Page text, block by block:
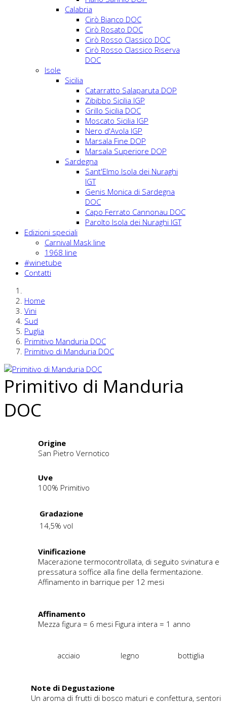
Calabria
Cirò Bianco DOC
Cirò Rosato DOC
Cirò Rosso Classico DOC
Cirò Rosso Classico Riserva
DOC
Isole
Sicilia
Catarratto Salaparuta DOP
Zibibbo Sicilia IGP
Grillo Sicilia DOC
Moscato Sicilia IGP
Nero d'Avola IGP
Marsala Fine DOP
Marsala Superiore DOP
Sardegna
Sant'Elmo Isola dei Nuraghi
IGT
Genis Monica di Sardegna
DOC
Capo Ferrato Cannonau DOC
Parolto Isola dei Nuraghi IGT
Edizioni speciali
Carnival Mask line
1968 line
#winetube
Contatti
Home
Vini
Sud
Puglia
Primitivo Manduria DOC
Primitivo di Manduria DOC
Primitivo di Manduria
DOC
Origine
San Pietro Vernotico
Uve
100% Primitivo
Gradazione
14,5% vol
Vinificazione
Macerazione termocontrollata, di seguito svinatura e
pressatura soffice alla fine della fermentazione.
Affinamento in barrique per 12 mesi
Affinamento
Mezza figura = 6 mesi Figura intera = 1 anno
acciaio legno bottiglia
Note di Degustazione
Un aroma di frutti di bosco maturi e confettura, sentori